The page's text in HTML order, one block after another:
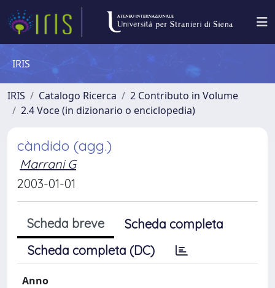
IRIS
IRIS Catalogo Ricerca
2 Contributo in Volume
2.4 Voce (in dizionario o enciclopedia)
càndido (agg.)
Marrani G
2003-01-01
Scheda breve
Scheda completa
Scheda completa (DC)
Anno